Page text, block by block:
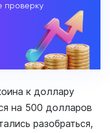
проверку
к доллару
на 500 долларов
разобраться,